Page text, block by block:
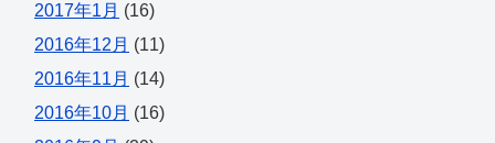
2017年1月 (16)
2016年12月 (11)
2016年11月 (14)
2016年10月 (16)